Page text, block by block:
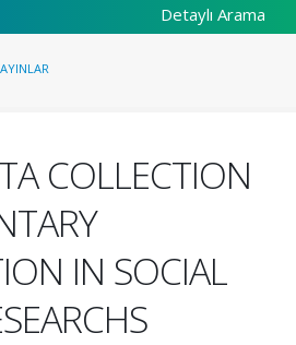
Detaylı Arama
COLLECTION
IN SOCIAL